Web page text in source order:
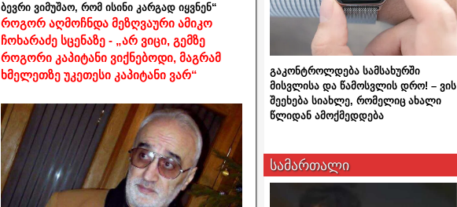
ბევრი ვიმუშაო, რომ ისინი კარგად იყვნენ“
როგორ აღმოჩნდა მეზღვაური ამიკო
ჩოხარაძე სცენაზე - „არ ვიცი, გემზე
როგორი კაპიტანი ვიქნებოდი, მაგრამ
ხმელეთზე უკეთესი კაპიტანი ვარ“
გაკონტროლდება სამსახურში
მისვლისა და წამოსვლის დრო! – ვის
შეეხება სიახლე, რომელიც ახალი
წლიდან ამოქმედდება
სამართალი